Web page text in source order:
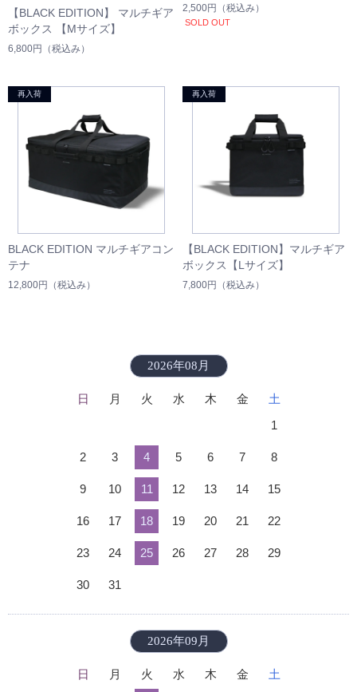
【BLACK EDITION】 マルチギア
ボックス 【Mサイズ】
6,800円 （税込み）
2,500円 （税込み）
SOLD OUT
BLACK EDITION マルチギアコン
テナ
12,800円 （税込み）
【BLACK EDITION】マルチギア
ボックス【Lサイズ】
7,800円 （税込み）
2026年08月
日 月 火 水 木 金
土
1
2 3 4 5 6 7 8
9 10 11 12 13 14 15
16 17 18 19 20 21 22
23 24 25 26 27 28 29
30 31
2026年09月
日 月 火 水 木 金
土